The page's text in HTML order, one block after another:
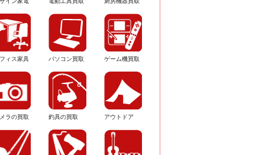
ィス家具 パソコン買取 ゲーム機買取
ラの買取 釣具の買取 アウトドア